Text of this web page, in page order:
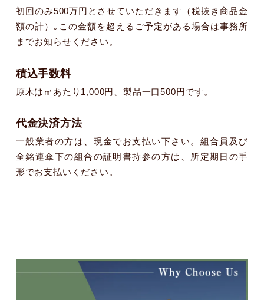
初回のみ500万円とさせていただきます（税抜き商品金
額の計）｡この金額を超えるご予定がある場合は事務所
までお知らせください。
積込手数料
原木は㎥あたり1,000円、製品一口500円です。
代金決済方法
一般業者の方は、現金でお支払い下さい。組合員及び
全銘連傘下の組合の証明書持参の方は、所定期日の手
形でお支払いください。